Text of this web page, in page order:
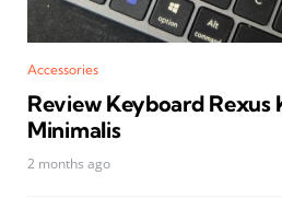
Accessories
Review Keyboard Rexus
Minimalis
2 months ago